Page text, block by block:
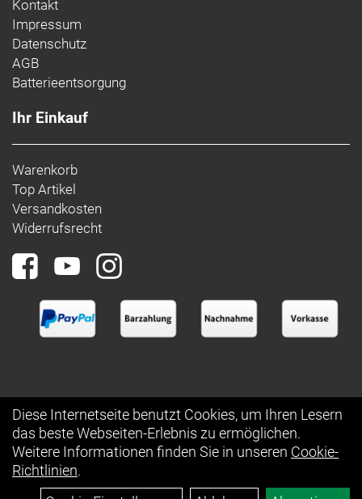
Kontakt
Impressum
Datenschutz
AGB
Batterieentsorgung
Ihr Einkauf
Warenkorb
Top Artikel
Versandkosten
Widerrufsrecht
Diese Internetseite benutzt Cookies, um Ihren Lesern
das beste Webseiten-Erlebnis zu ermöglichen.
Weitere Informationen finden Sie in unseren Cookie-
Richtlinien.
Auftrag widerrufen